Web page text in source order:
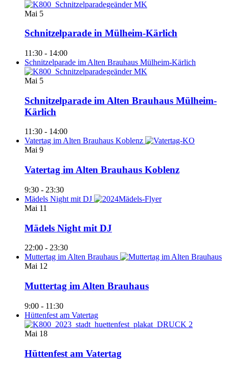
Mai 5
Schnitzelparade in Mülheim-Kärlich
11:30 - 14:00
Schnitzelparade im Alten Brauhaus Mülheim-Kärlich
Mai 5
Schnitzelparade im Alten Brauhaus Mülheim-
Kärlich
11:30 - 14:00
Vatertag im Alten Brauhaus Koblenz
Mai 9
Vatertag im Alten Brauhaus Koblenz
9:30 - 23:30
Mädels Night mit DJ
Mai 11
Mädels Night mit DJ
22:00 - 23:30
Muttertag im Alten Brauhaus
Mai 12
Muttertag im Alten Brauhaus
9:00 - 11:30
Hüttenfest am Vatertag
Mai 18
Hüttenfest am Vatertag